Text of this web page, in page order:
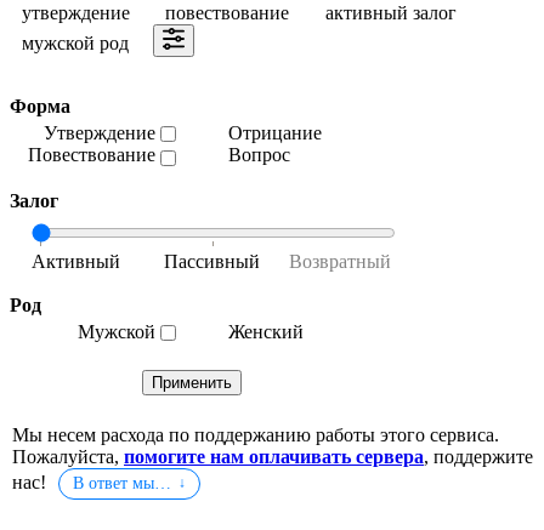
утверждение
повествование
активный залог
мужской род
Форма
Утверждение
Повествование
Отрицание
Вопрос
Залог
Род
Мужской
Женский
Мы несем расхода по поддержанию работы этого сервиса.
Пожалуйста, помогите нам оплачивать сервера, поддержите
нас!
В ответ мы…